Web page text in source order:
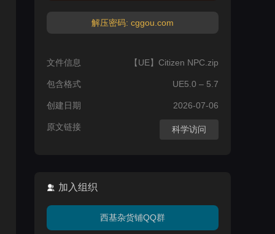
解压密码: cggou.com
文件信息 【UE】Citizen NPC.zip
包含格式 UE5.0 – 5.7
创建日期 2026-07-06
原文链接 科学访问
加入组织
西基杂货铺QQ群